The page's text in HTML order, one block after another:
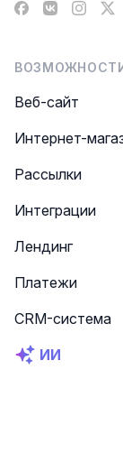
Facebook
VK X
Веб-сайт
Интернет-
Рассылки
Интеграции
Лендинг
Платежи
CRM-система
ИИ